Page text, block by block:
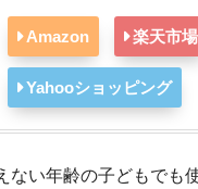
Amazon 楽天市場
Yahooショッピング
ない年齢の子どもでも